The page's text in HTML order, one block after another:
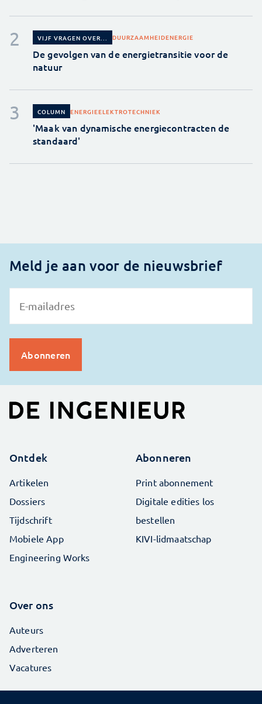
VIJF VRAGEN OVER... DUURZAAMHEIDENERGIE
De gevolgen van de energietransitie voor de
natuur
COLUMN ENERGIEELEKTROTECHNIEK
'Maak van dynamische energiecontracten de
standaard'
Meld je aan voor de nieuwsbrief
Ontdek
Artikelen
Dossiers
Tijdschrift
Mobiele App
Engineering Works
Abonneren
Print abonnement
Digitale edities los
bestellen
KIVI-lidmaatschap
Over ons
Auteurs
Adverteren
Vacatures